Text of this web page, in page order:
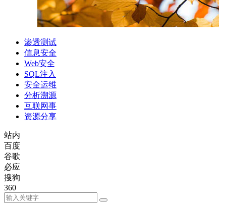
渗透测试
信息安全
Web安全
SQL注入
安全运维
分析溯源
互联网事
资源分享
站内
百度
谷歌
必应
搜狗
360